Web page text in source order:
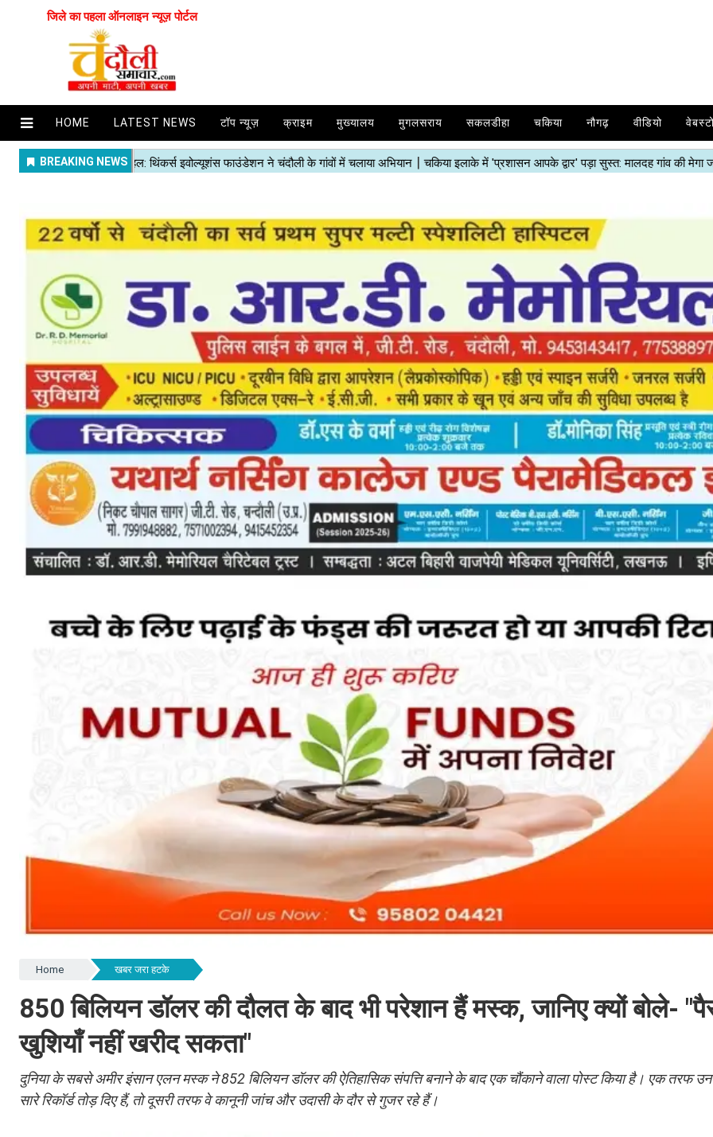
जिले का पहला ऑनलाइन न्यूज़ पोर्टल
HOME LATEST NEWS टॉप न्यूज़ क्राइम मुख्यालय मुगलसराय सकलडीहा चकिया नौगढ़ वीडियो
Home खबर जरा हटके
850 बिलियन डॉलर की दौलत के बाद भी परेशान हैं मस्क, जानिए क्यों बोले-
खुशियाँ नहीं खरीद सकता"
दुनिया के सबसे अमीर इंसान एलन मस्क ने 852 बिलियन डॉलर की ऐतिहासिक संपत्ति बनाने के बाद एक चौंकाने वाला पोस्ट किया है। एक तरफ
सारे रिकॉर्ड तोड़ दिए हैं, तो दूसरी तरफ वे कानूनी जांच और उदासी के दौर से गुजर रहे हैं।